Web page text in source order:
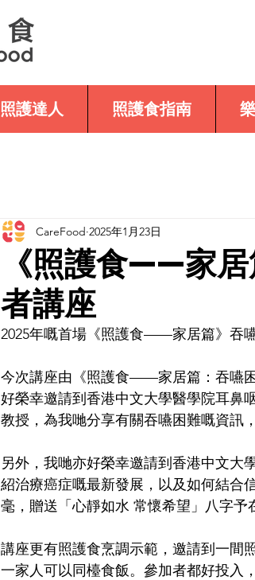
照護達人 照護食指南
《照護食——家
者講座
CareFood 2025年1月23日
2025年嘅首場《照護食——家居篇》吞
今次講座由《照護食——家居篇：吞嚥
好榮幸邀請到香港中文大學醫學院耳鼻
教授，為我哋分享有關吞嚥困難嘅資訊
另外，我哋亦好榮幸邀請到香港中文大
紹治療癌症嘅最新發展，以及如何結合
毫，贈送「心靜如水 常懷希望」八字予
講座更有照護食烹調示範，邀請到一間
一家人可以同檯食飯。參加者都好投入